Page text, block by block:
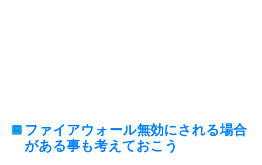
ファイアウォール無効にされる場合
がある事も考えておこう